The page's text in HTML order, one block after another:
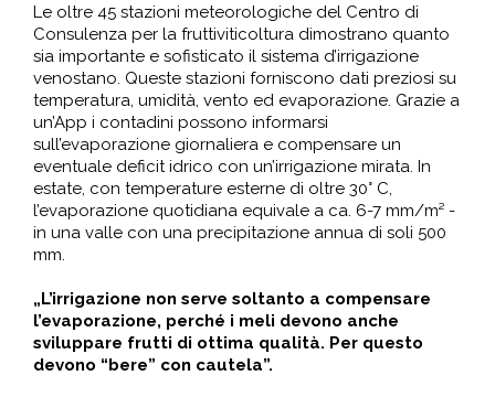
Le oltre 45 stazioni meteorologiche del Centro di
Consulenza per la fruttiviticoltura dimostrano quanto
sia importante e sofisticato il sistema d’irrigazione
venostano. Queste stazioni forniscono dati preziosi su
temperatura, umidità, vento ed evaporazione. Grazie a
un’App i contadini possono informarsi
sull’evaporazione giornaliera e compensare un
eventuale deficit idrico con un’irrigazione mirata. In
estate, con temperature esterne di oltre 30° C,
l’evaporazione quotidiana equivale a ca. 6-7 mm/m² -
in una valle con una precipitazione annua di soli 500
mm.
„L’irrigazione non serve soltanto a compensare
l’evaporazione, perché i meli devono anche
sviluppare frutti di ottima qualità. Per questo
devono “bere” con cautela”.